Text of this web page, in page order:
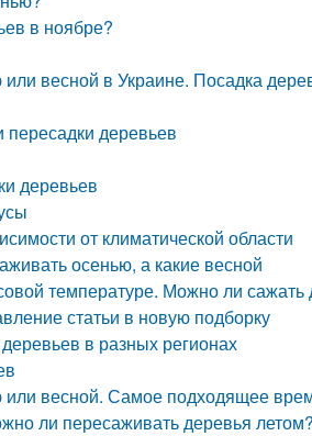
в ноябре?
весной в Украине. Посадка
деревьев
деревьев
от климатической области
осенью, а какие весной
температуре. Можно ли сажать
статьи в новую подборку
в разных регионах
или весной. Самое подходящее
ли пересаживать деревья летом?